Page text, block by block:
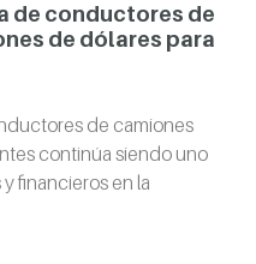
de conductores de
de dólares para
de camiones
continúa siendo uno
financieros en la